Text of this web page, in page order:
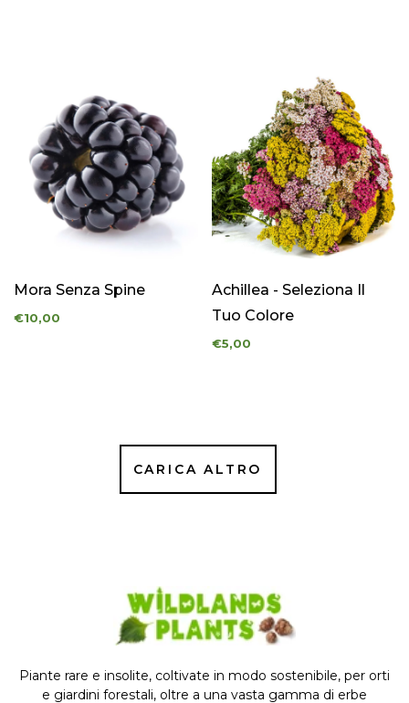
Mora Senza Spine
€10,00
Achillea - Seleziona Il
Tuo Colore
€5,00
CARICA ALTRO
Piante rare e insolite, coltivate in modo sostenibile, per orti
e giardini forestali, oltre a una vasta gamma di erbe